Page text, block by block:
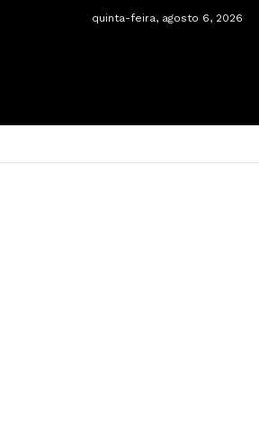
quinta-feira, agosto 6, 2026